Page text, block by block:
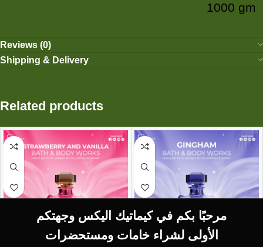
مرحبًا بكم في كيماتيك اليكس وجهتكم
الأولى لشراء خامات ومستحضرات
1000 gm
Reviews (0)
Shipping & Delivery
Related products